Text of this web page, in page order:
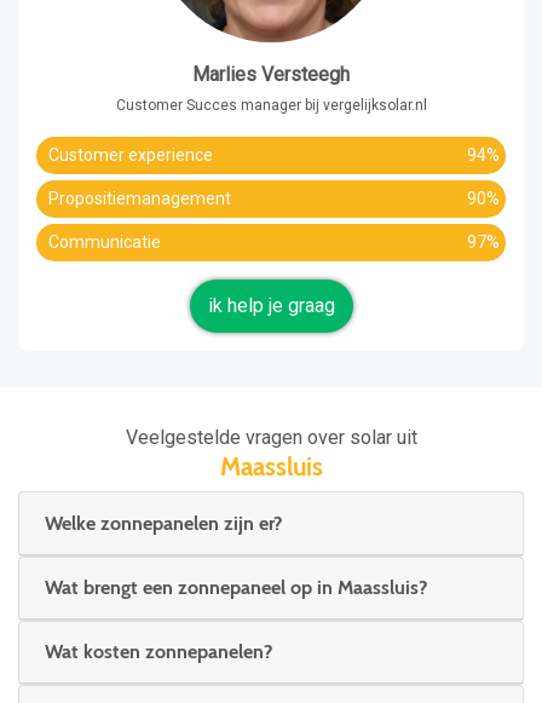
Marlies Versteegh
Customer Succes manager bij vergelijksolar.nl
Customer experience 94%
Propositiemanagement 90%
Communicatie 97%
ik help je graag
Veelgestelde vragen over solar uit
Maassluis
Welke zonnepanelen zijn er?
Wat brengt een zonnepaneel op in Maassluis?
Wat kosten zonnepanelen?